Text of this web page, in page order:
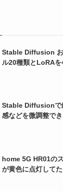
Stable Diffusion
ル20種類とLoRAを
Stable Diffusionで
感などを微調整で
home 5G HR01の
が黄色に点灯してた